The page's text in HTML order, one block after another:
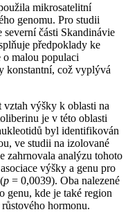
mikrosatelitní
genomu. Pro studii
části Skandinávie
předpoklady ke
o malou populaci
konstantní, což vyplývá
vztah výšky k oblasti na
je v této oblasti
byl identifikován
ve studii na izolované
zahrnovala analýzu tohoto
výšky a genu pro
p = 0,0039). Oba nalezené
genu, kde je také region
hormonu.